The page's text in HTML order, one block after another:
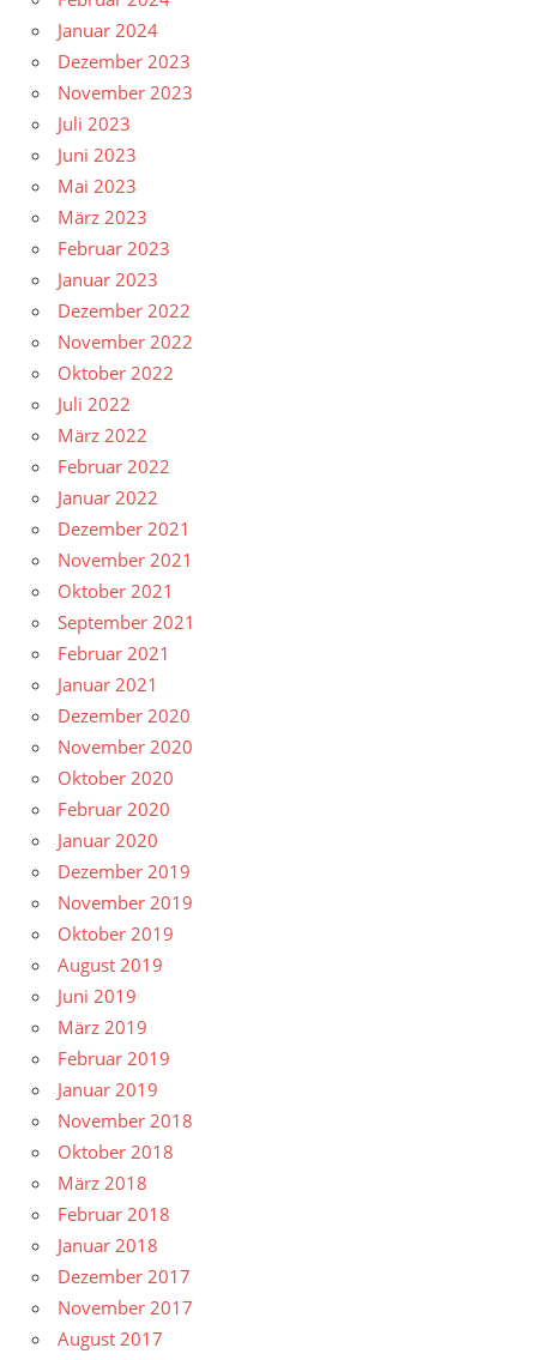
Januar 2024
Dezember 2023
November 2023
Juli 2023
Juni 2023
Mai 2023
März 2023
Februar 2023
Januar 2023
Dezember 2022
November 2022
Oktober 2022
Juli 2022
März 2022
Februar 2022
Januar 2022
Dezember 2021
November 2021
Oktober 2021
September 2021
Februar 2021
Januar 2021
Dezember 2020
November 2020
Oktober 2020
Februar 2020
Januar 2020
Dezember 2019
November 2019
Oktober 2019
August 2019
Juni 2019
März 2019
Februar 2019
Januar 2019
November 2018
Oktober 2018
März 2018
Februar 2018
Januar 2018
Dezember 2017
November 2017
August 2017